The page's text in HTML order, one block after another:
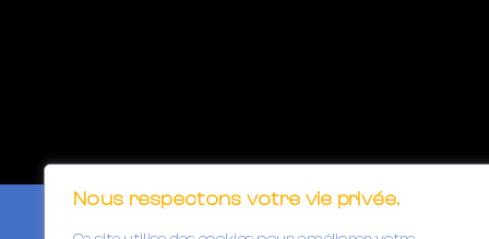
Nous respectons votre vie privée.